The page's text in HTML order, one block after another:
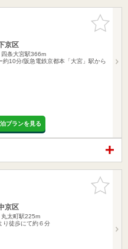
お気に入
りに追加
京区
四条大宮駅366m
約10分/阪急電鉄京都本「大宮」駅から
プランを見る
お気に入
りに追加
京区
丸太町駅225m
徒歩にて約６分